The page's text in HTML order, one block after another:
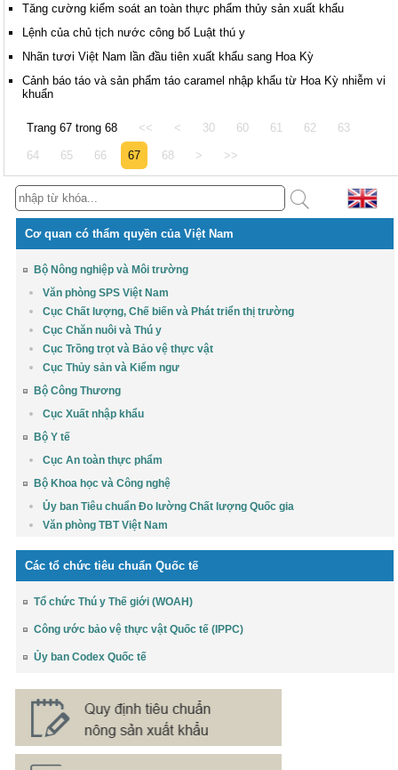
Tăng cường kiểm soát an toàn thực phẩm thủy sản xuất khẩu
Lệnh của chủ tịch nước công bố Luật thú y
Nhãn tươi Việt Nam lần đầu tiên xuất khẩu sang Hoa Kỳ
Cảnh báo táo và sản phẩm táo caramel nhập khẩu từ Hoa Kỳ nhiễm vi
khuẩn
Trang 67 trong 68 << < 30 60 61 62 63
64 65 66 67 68 > >>
Cơ quan có thẩm quyền của Việt Nam
Bộ Nông nghiệp và Môi trường
Văn phòng SPS Việt Nam
Cục Chất lượng, Chế biến và Phát triển thị trường
Cục Chăn nuôi và Thú y
Cục Trồng trọt và Bảo vệ thực vật
Cục Thủy sản và Kiểm ngư
Bộ Công Thương
Cục Xuất nhập khẩu
Bộ Y tế
Cục An toàn thực phẩm
Bộ Khoa học và Công nghệ
Ủy ban Tiêu chuẩn Đo lường Chất lượng Quốc gia
Văn phòng TBT Việt Nam
Các tổ chức tiêu chuẩn Quốc tế
Tổ chức Thú y Thế giới (WOAH)
Công ước bảo vệ thực vật Quốc tế (IPPC)
Ủy ban Codex Quốc tế